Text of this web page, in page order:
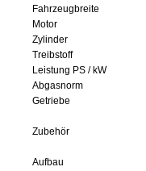
Fahrzeugbreite
Motor
Zylinder
Treibstoff
Leistung PS / kW
Abgasnorm
Getriebe
Zubehör
Aufbau